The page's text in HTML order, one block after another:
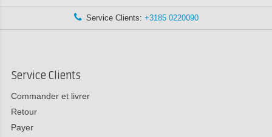
Service Clients: +3185 0220090
Service Clients
Commander et livrer
Retour
Payer